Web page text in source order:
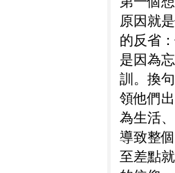
原因就
的反省
是因為
訓。換
領他們
為生活
導致整
至差點